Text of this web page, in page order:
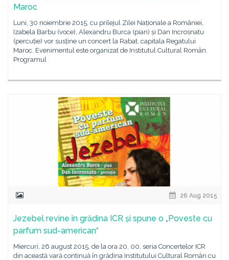
Maroc
Luni, 30 noiembrie 2015, cu prilejul Zilei Naționale a României,
Izabela Barbu (voce), Alexandru Burca (pian) și Dan Incrosnatu
(percuție) vor susține un concert la Rabat, capitala Regatului
Maroc. Evenimentul este organizat de Institutul Cultural Român.
Programul
26 Aug 2015
Jezebel revine în grădina ICR și spune o „Poveste cu
parfum sud-american“
Miercuri, 26 august 2015, de la ora 20. 00, seria Concertelor ICR
din această vară continuă în grădina Institutului Cultural Român cu